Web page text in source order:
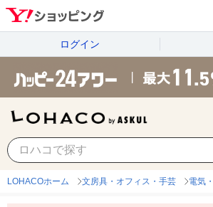
ログイン
LOHACOホーム 文房具・オフィス・手芸 電気